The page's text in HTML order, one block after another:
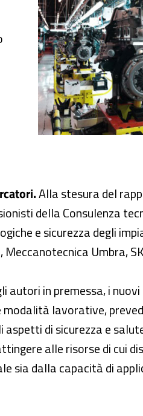
Alla stesura del
della Consulenza
e sicurezza degli
Umbra,
autori in premessa, i
lavorative,
di sicurezza e
alle risorse di cui
sia dalla capacità di